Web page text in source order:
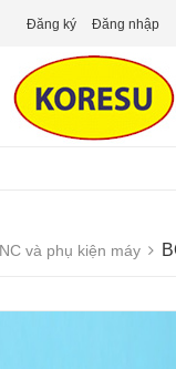
Đăng ký Đăng nhập
và phụ kiện máy